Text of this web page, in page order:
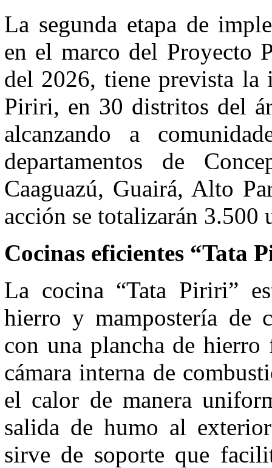
La segunda etapa de
en el marco del Proyecto
del 2026, tiene prevista la
Piriri, en 30 distritos del
alcanzando a
departamentos de
Caaguazú, Guairá, Alto
acción se totalizarán 3.500
Cocinas eficientes “Tata
La cocina “Tata Piriri”
hierro y mampostería de
con una plancha de
cámara interna de
el calor de manera
salida de humo al
sirve de soporte que